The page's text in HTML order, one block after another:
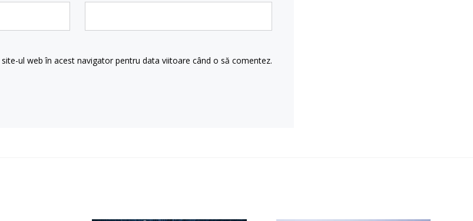
ul web în acest navigator pentru data viitoare când o să comentez.